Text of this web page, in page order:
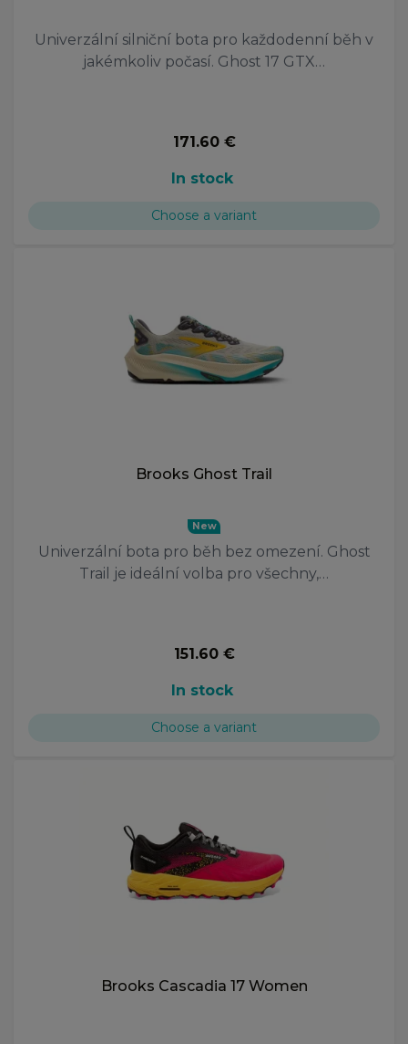
Univerzální silniční bota pro každodenní běh v
jakémkoliv počasí. Ghost 17 GTX…
171.60 €
In stock
Choose a variant
Brooks Ghost Trail
New
Univerzální bota pro běh bez omezení. Ghost
Trail je ideální volba pro všechny,…
151.60 €
In stock
Choose a variant
Brooks Cascadia 17 Women